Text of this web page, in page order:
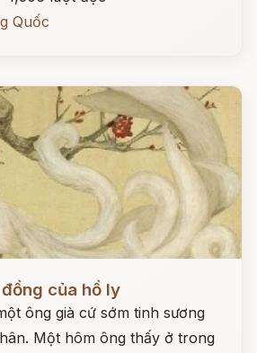
Quốc
của hồ ly
ông già cứ sớm tinh sương
Một hôm ông thấy ở trong